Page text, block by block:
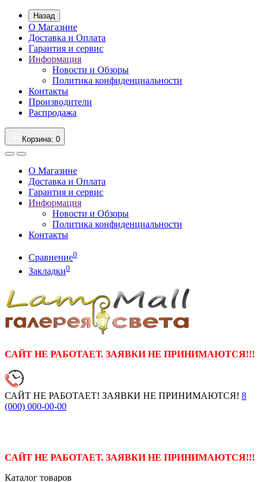
Назад
О Магазине
Доставка и Оплата
Гарантия и сервис
Информация
Новости и Обзоры
Политика конфиденциальности
Контакты
Производители
Распродажа
Корзина: 0
О Магазине
Доставка и Оплата
Гарантия и сервис
Информация
Новости и Обзоры
Политика конфиденциальности
Контакты
Сравнение0
Закладки0
САЙТ НЕ РАБОТАЕТ. ЗАЯВКИ НЕ ПРИНИМАЮТСЯ!!!
САЙТ НЕ РАБОТАЕТ! ЗАЯВКИ НЕ ПРИНИМАЮТСЯ! 8
(000) 000-00-00
САЙТ НЕ РАБОТАЕТ. ЗАЯВКИ НЕ ПРИНИМАЮТСЯ!!!
Каталог товаров